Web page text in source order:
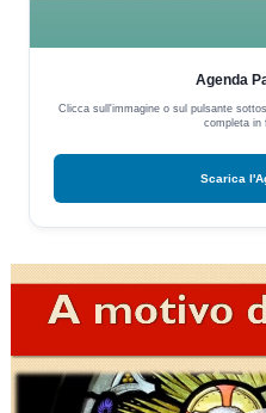
Agenda
Clicca sull'immagine o sul pulsante
completa in
Scarica
Player